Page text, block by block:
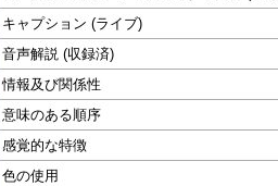
キャプション (ライブ)
音声解説 (収録済)
情報及び関係性
意味のある順序
感覚的な特徴
色の使用